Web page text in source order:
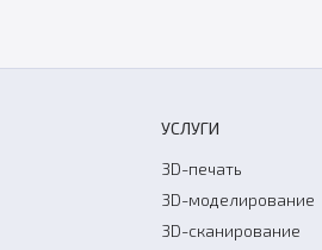
УСЛУГИ
3D-печать
3D-моделирование
3D-сканирование